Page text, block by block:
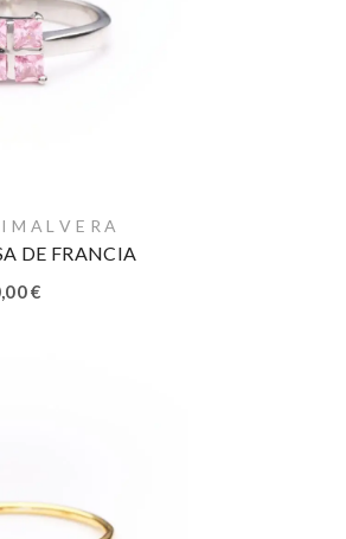
M A L V E R A
DE FRANCIA
€